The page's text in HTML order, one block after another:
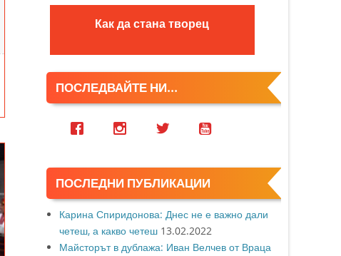
Как да стана творец
ПОСЛЕДВАЙТЕ НИ...
ПОСЛЕДНИ ПУБЛИКАЦИИ
Карина Спиридонова: Днес не е важно дали
четеш, а какво четеш 13.02.2022
Майсторът в дублажа: Иван Велчев от Враца